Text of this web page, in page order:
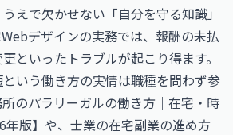
えで欠かせない「自分を守る知識」
デザインの実務では、報酬の未払
といったトラブルが起こり得ます。
いう働き方の実情は職種を問わず参
のパラリーガルの働き方｜在宅・時
版】 や、士業の在宅副業の進め方